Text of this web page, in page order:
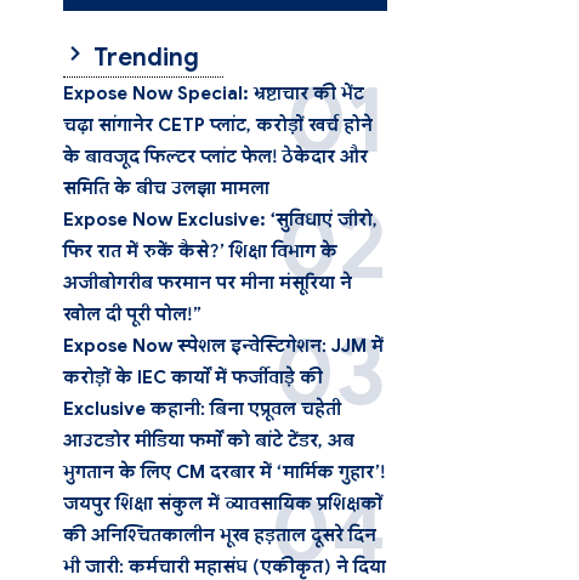
Trending
Expose Now Special: भ्रष्टाचार की भेंट
चढ़ा सांगानेर CETP प्लांट, करोड़ों खर्च होने
के बावजूद फिल्टर प्लांट फेल! ठेकेदार और
समिति के बीच उलझा मामला
Expose Now Exclusive: ‘सुविधाएं जीरो,
फिर रात में रुकें कैसे?’ शिक्षा विभाग के
अजीबोगरीब फरमान पर मीना मंसूरिया ने
खोल दी पूरी पोल!”
Expose Now स्पेशल इन्वेस्टिगेशन: JJM में
करोड़ों के IEC कार्यों में फर्जीवाड़े की
Exclusive कहानी: बिना एप्रूवल चहेती
आउटडोर मीडिया फर्मों को बांटे टेंडर, अब
भुगतान के लिए CM दरबार में ‘मार्मिक गुहार’!
जयपुर शिक्षा संकुल में व्यावसायिक प्रशिक्षकों
की अनिश्चितकालीन भूख हड़ताल दूसरे दिन
भी जारी: कर्मचारी महासंघ (एकीकृत) ने दिया